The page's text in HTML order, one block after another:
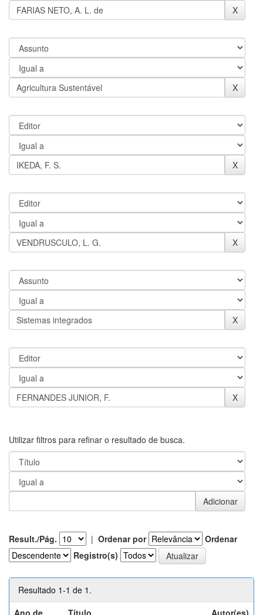
Utilizar filtros para refinar o resultado de busca.
Result./Pág. | Ordenar por
Ordenar
Registro(s)
Resultado 1-1 de 1.
Ano de
Título Autor(es)